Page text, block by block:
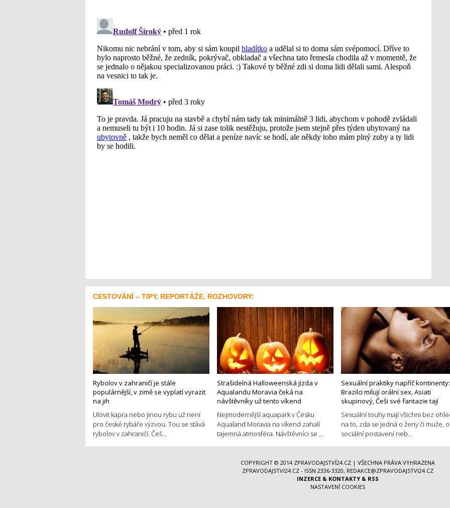
CESTOVÁNÍ – TIPY, REPORTÁŽE, ROZHOVORY:
Rybolov v zahraničí je stále
populárnější, v zimě se vyplatí vyrazit
na jih
Ulovit kapra nebo jinou rybu už není
pro české rybáře výzvou. Tou se stává
rybolov v zahraničí. Češ...
Strašidelná Halloweenská jízda v
Aqualandu Moravia čeká na
návštěvníky už tento víkend
Nejmodernější aquapark v Česku
Aqualand Moravia na víkend zahalí
tajemná atmosféra. Návštěvníci se ...
Sexuální praktiky napříč kontinenty:
Brazilci milují orální sex, Asiati
skupinový, Češi své fantazie tají
Sexuální touhy mají všichni bez
na to, zda se jedná o ženy či muže, o
sociální postavení neb...
COPYRIGHT © 2014 ZPRAVODAJSTVÍ24.CZ| VŠECHNA PRÁVA VYHRAZENA
ZPRAVODAJSTVI24.CZ - ISSN 2336-3320, REDAKCE@ZPRAVODAJSTVI24.CZ
INZERCE& KONTAKTY& RSS
NASTAVENÍ COOKIES